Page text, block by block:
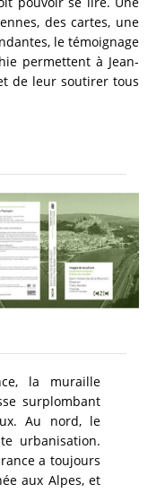
des cartes, une
le témoignage
permettent à Jean-
de leur soutirer tous
la muraille
surplombant
Au nord, le
urbanisation.
a toujours
aux Alpes, et